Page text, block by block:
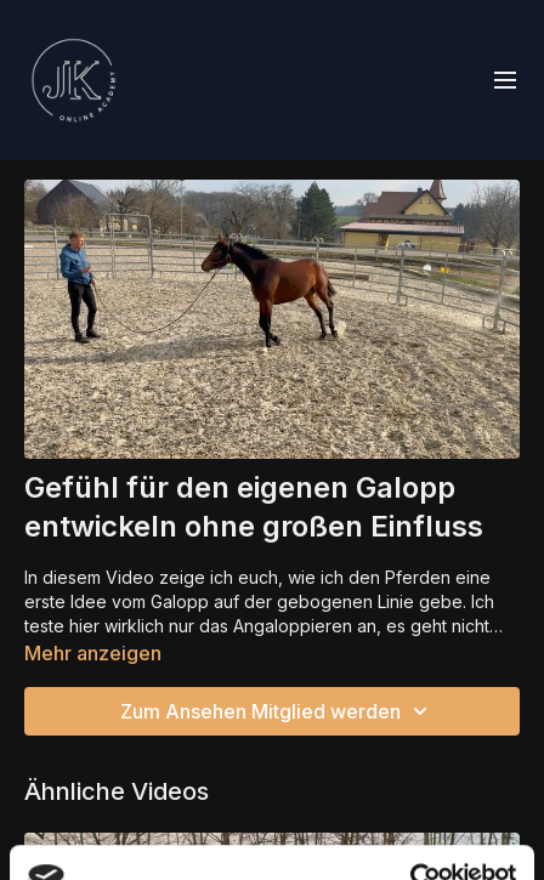
Gefühl für den eigenen Galopp
entwickeln ohne großen Einfluss
In diesem Video zeige ich euch, wie ich den Pferden eine
erste Idee vom Galopp auf der gebogenen Linie gebe. Ich
teste hier wirklich nur das Angaloppieren an, es geht nicht
darum dass die Pferde es schaffen mehrere Runden den
und dann mit Hilfe der Vorarbeit am Boden und einem
und halten. Mein Hauptfokus liegt immer noch auf dem
schafft im Schritt und Trab sich besser zu tragen und nicht
nach innen zukippen. Dann kann auch später die dritte
Mehr anzeigen
Zum Ansehen Mitglied werden
Ähnliche Videos